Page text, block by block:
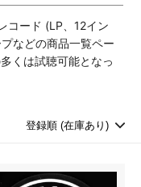
コード (LP、12イン
などの商品一覧ペー
くは試聴可能となっ